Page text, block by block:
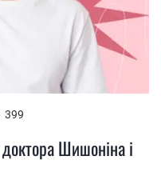
399
Шишоніна і